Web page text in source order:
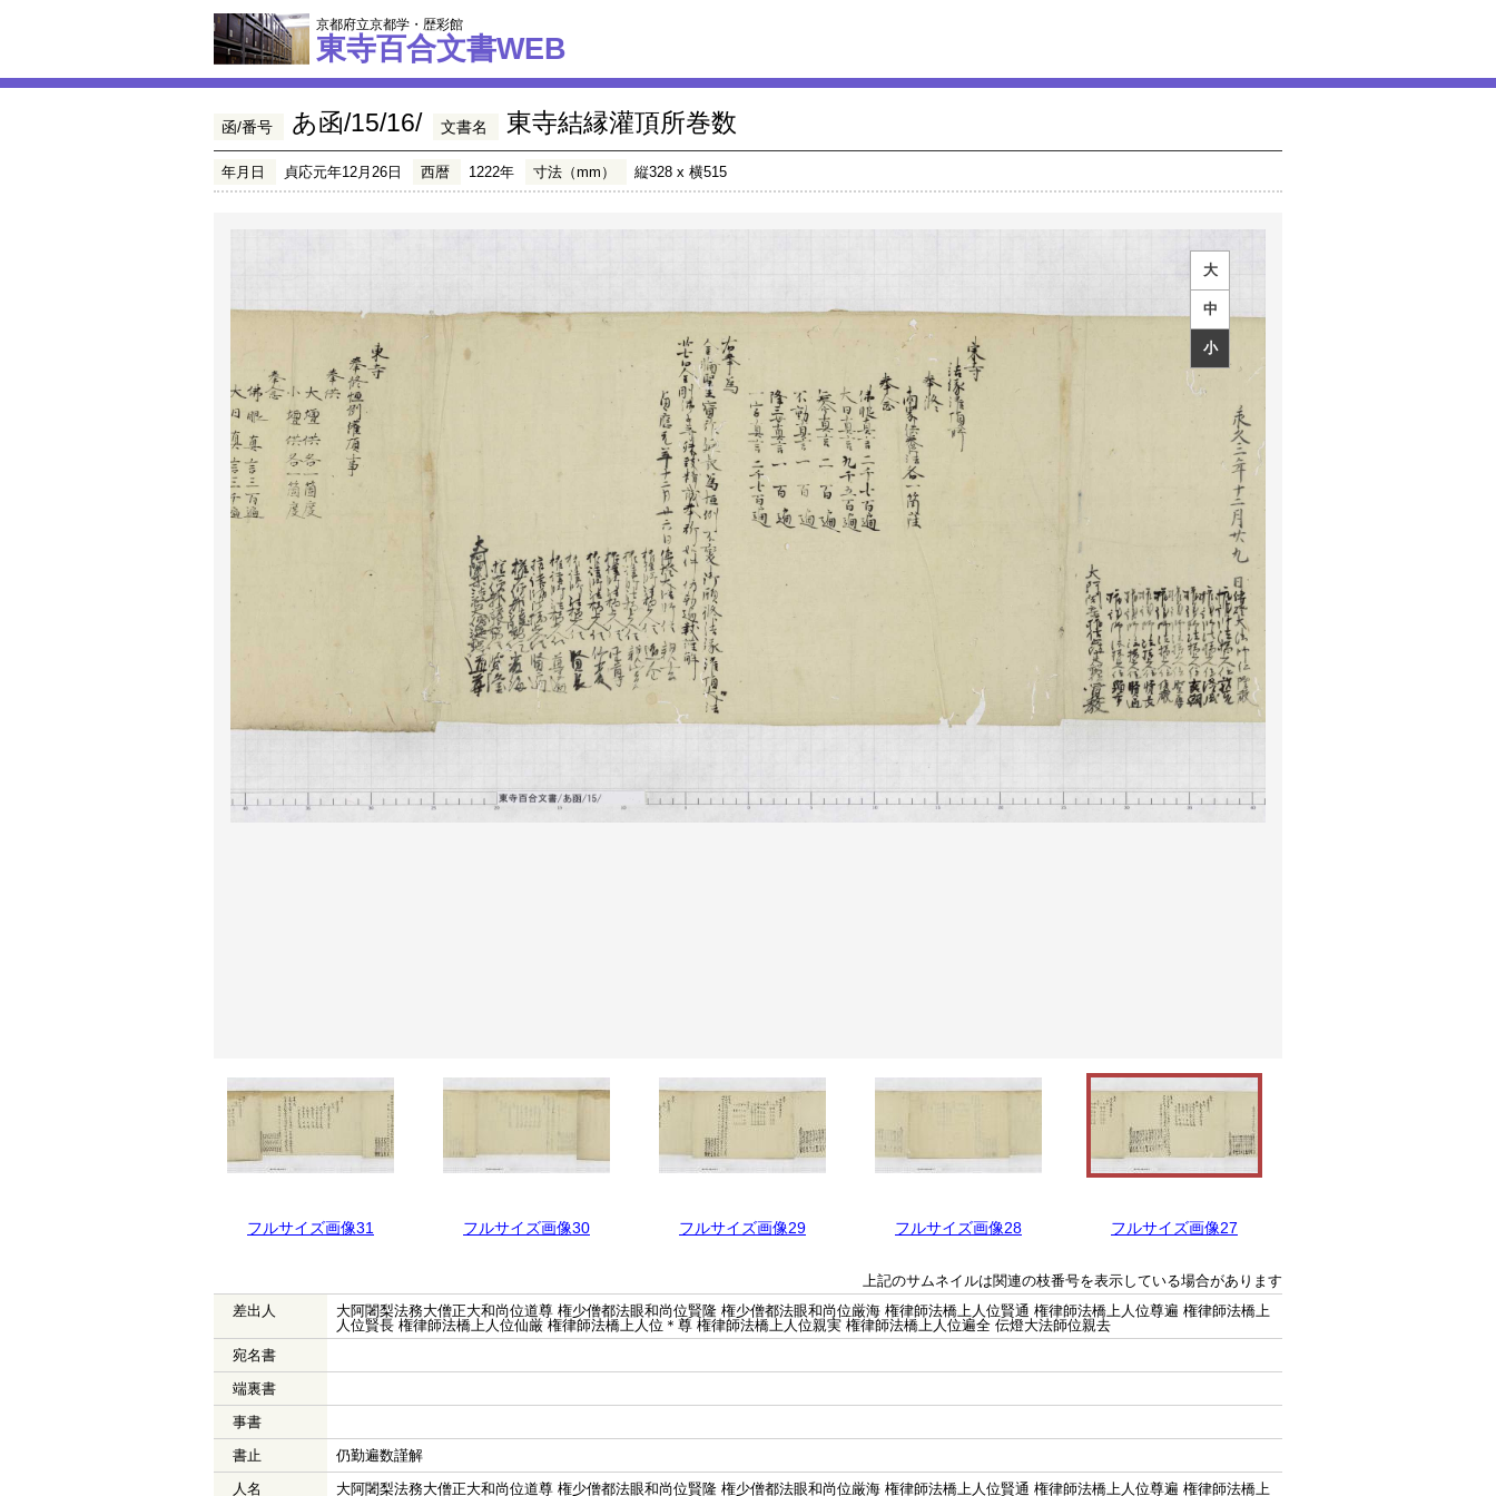
京都府立京都学・歴彩館
東寺百合文書WEB
函/番号 あ函/15/16/ 文書名 東寺結縁灌頂所巻数
年月日 貞応元年12月26日 西暦 1222年 寸法（mm） 縦328 x 横515
大
中
小
フルサイズ画像31 フルサイズ画像30 フルサイズ画像29 フルサイズ画像28 フルサイズ画像27
上記のサムネイルは関連の枝番号を表示している場合があります
差出人
大阿闍梨法務大僧正大和尚位道尊 権少僧都法眼和尚位賢隆 権少僧都法眼和尚位厳海 権律師法橋上人位賢通 権律師法橋上人位尊遍 権律師法橋上
人位賢長 権律師法橋上人位仙厳 権律師法橋上人位＊尊 権律師法橋上人位親実 権律師法橋上人位遍全 伝燈大法師位親去
宛名書
端裏書
事書
書止
仍勤遍数謹解
人名
大阿闍梨法務大僧正大和尚位道尊 権少僧都法眼和尚位賢隆 権少僧都法眼和尚位厳海 権律師法橋上人位賢通 権律師法橋上人位尊遍 権律師法橋上